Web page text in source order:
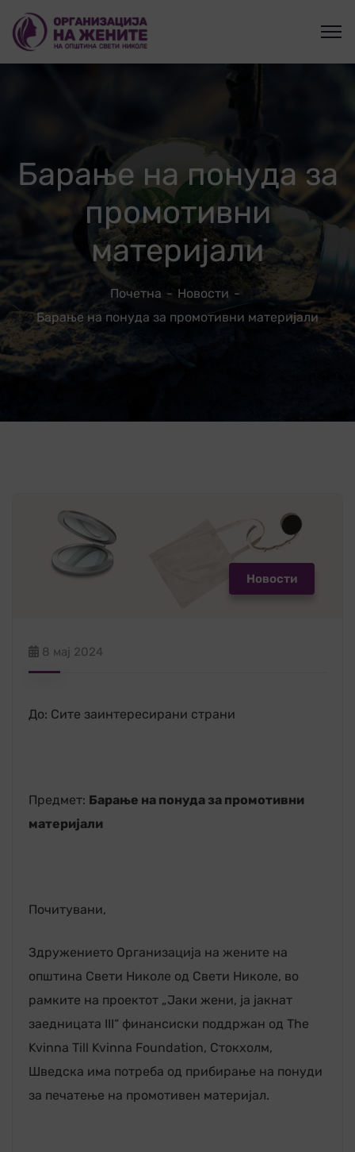
Барање на понуда за
промотивни
материјали
Почетна
Новости
Барање на понуда за промотивни материјали
Новости
8 мај 2024
До: Сите заинтересирани страни
Предмет: Барање на понуда за промотивни
материјали
Почитувани,
Здружението Организација на жените на
општина Свети Николе од Свети Николе, во
рамките на проектот „Јаки жени, ја јакнат
заедницата III“ финансиски поддржан од The
Kvinna Till Kvinna Foundation, Стокхолм,
Шведска има потреба од прибирање на понуди
за печатење на промотивен материјал.